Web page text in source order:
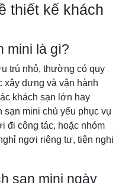
thiết kế khách
mini là gì?
trú nhỏ, thường có quy
xây dựng và vận hành
khách sạn lớn hay
sạn mini chủ yếu phục vụ
đi công tác, hoặc nhóm
ngơi riêng tư, tiện nghi
sạn mini ngày